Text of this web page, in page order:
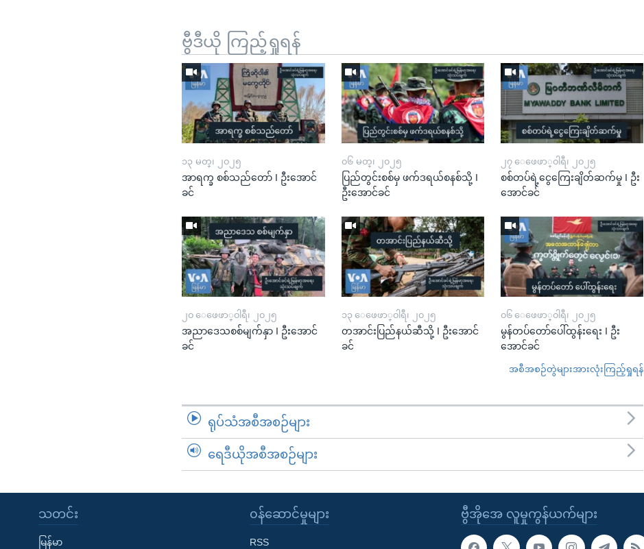
ဗွီဒီယို ကြည့်ရှုရန်
၁၃ မတ္၊ ၂၀၂၅
အာရက္ခ စစ်သည်တော် I ဦးအောင်
ခင်
၀၆ မတ္၊ ၂၀၂၅
ပြည်တွင်းစစ်မှ ဖက်ဒရယ်စနစ်သို့ I
ဦးအောင်ခင်
၂၇ ေဖေဖာ္၀ါရီ၊ ၂၀၂၅
စစ်တပ်ရဲ့ငွေကြေးချိတ်ဆက်မှု I ဦး
အောင်ခင်
၂၀ ေဖေဖာ္၀ါရီ၊ ၂၀၂၅
အညာဒေသစစ်မျက်နှာ I ဦးအောင်
ခင်
၁၃ ေဖေဖာ္၀ါရီ၊ ၂၀၂၅
တအာင်းပြည်နယ်ဆီသို့ I ဦးအောင်
ခင်
၀၆ ေဖေဖာ္၀ါရီ၊ ၂၀၂၅
မွန်တပ်တော်ပေါ်ထွန်းရေး I ဦး
အောင်ခင်
အစီအစဉ်တွဲများအားလုံးကြည့်ရှုရန်
ရုပ်သံအစီအစဉ်များ
ရေဒီယိုအစီအစဉ်များ
ဗွီအိုအေ လူမှုကွန်ယက်များ
သတင်း
မြန်မာ
၀န်ဆောင်မှုများ
RSS